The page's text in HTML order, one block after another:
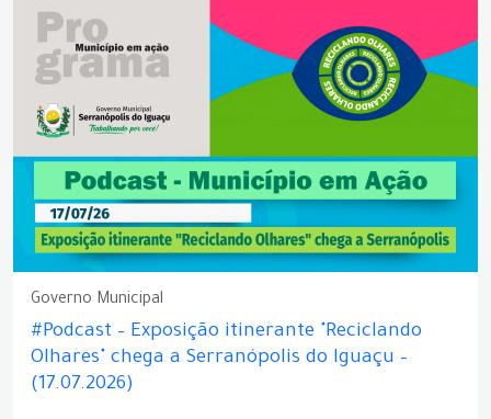
Governo Municipal
#Podcast – Exposição itinerante "Reciclando
Olhares" chega a Serranópolis do Iguaçu –
(17.07.2026)